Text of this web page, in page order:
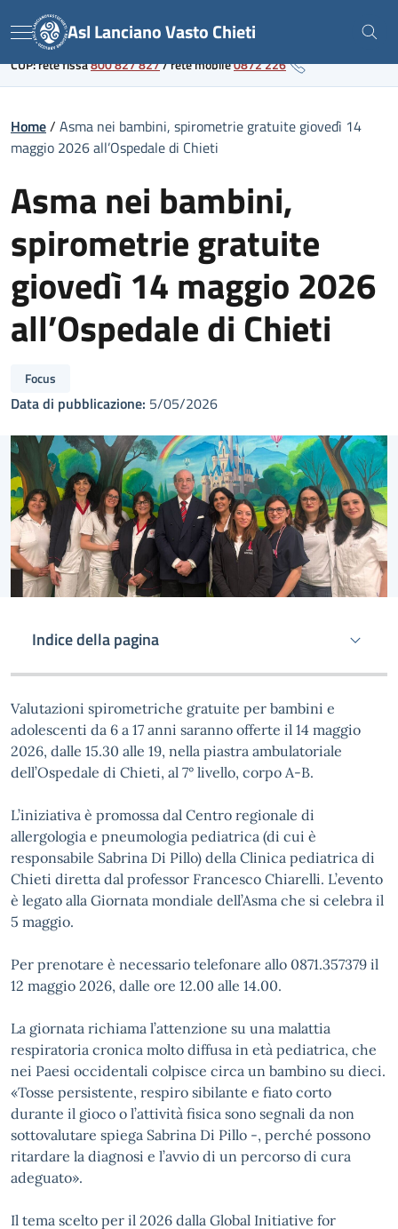
to
content
Link al portale sanitario regionale
Menu Asl Lanciano Vasto Chieti
CUP: rete fissa800 827 827/rete mobile0872 226
Home/ Asma nei bambini, spirometrie gratuite giovedì 14
maggio 2026 all’Ospedale di Chieti
Asma nei bambini,
spirometrie gratuite
giovedì 14 maggio 2026
all’Ospedale di Chieti
Focus
Data di pubblicazione: 5/05/2026
Indice della pagina
Valutazioni spirometriche gratuite per bambini e
adolescenti da 6 a 17 anni saranno offerte il 14 maggio
2026, dalle 15.30 alle 19, nella piastra ambulatoriale
dell’Ospedale di Chieti, al 7° livello, corpo A-B.
L’iniziativa è promossa dal Centro regionale di
allergologia e pneumologia pediatrica (di cui è
responsabile Sabrina Di Pillo) della Clinica pediatrica di
Chieti diretta dal professor Francesco Chiarelli. L’evento
è legato alla Giornata mondiale dell’Asma che si celebra il
5 maggio.
Per prenotare è necessario telefonare allo 0871.357379 il
12 maggio 2026, dalle ore 12.00 alle 14.00.
La giornata richiama l’attenzione su una malattia
respiratoria cronica molto diffusa in età pediatrica, che
nei Paesi occidentali colpisce circa un bambino su dieci.
«Tosse persistente, respiro sibilante e fiato corto
durante il gioco o l’attività fisica sono segnali da non
sottovalutare spiega Sabrina Di Pillo -, perché possono
ritardare la diagnosi e l’avvio di un percorso di cura
adeguato».
Il tema scelto per il 2026 dalla Global Initiative for